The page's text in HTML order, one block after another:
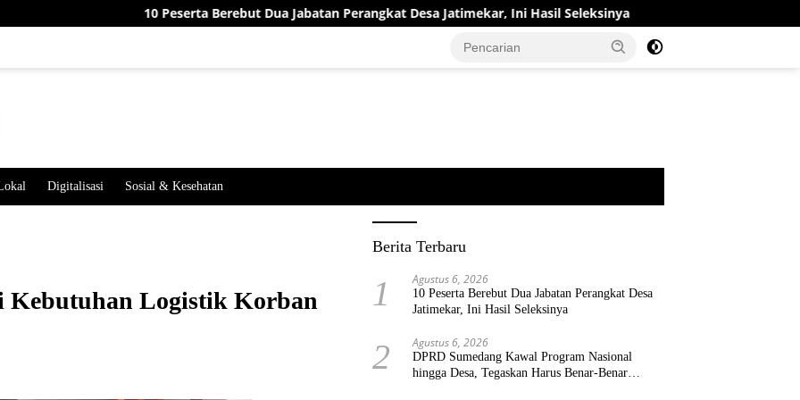
10 Peserta Berebut Dua Jabatan Perangkat Desa Jatimekar, Ini Hasil Seleksinya DPRD Sumedang Kawal
Digitalisasi Sosial & Kesehatan
Kebutuhan Logistik Korban
Berita Terbaru
1 Agustus 6, 2026
10 Peserta Berebut Dua Jabatan Perangkat Desa
Jatimekar, Ini Hasil Seleksinya
2 Agustus 6, 2026
DPRD Sumedang Kawal Program Nasional
hingga Desa, Tegaskan Harus Benar-Benar